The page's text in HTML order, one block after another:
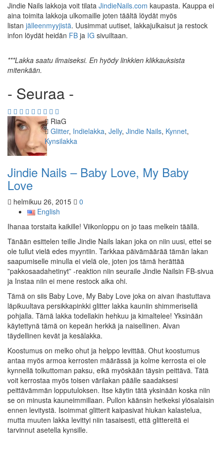
Jindie Nails lakkoja voit tilata JindieNails.com kaupasta. Kauppa ei
aina toimita lakkoja ulkomaille joten täältä löydät myös
listan jälleenmyyjistä. Uusimmat uutiset, lakkajulkaisut ja restock
infon löydät heidän FB ja IG sivuiltaan.
***Lakka saatu ilmaiseksi. En hyödy linkkien klikkauksista
mitenkään.
- Seuraa -
Kirjoittaja
RiaG
Kategoriat
Glitter, Indielakka, Jelly, Jindie Nails, Kynnet,
Kynsilakka
Jindie Nails – Baby Love, My Baby
Love
helmikuu 26, 2015
0
English
Ihanaa torstaita kaikille! Viikonloppu on jo taas melkein täällä.
Tänään esittelen teille Jindie Nails lakan joka on niin uusi, ettei se
ole tullut vielä edes myyntiin. Tarkkaa päivämäärää tämän lakan
saapumiselle minulla ei vielä ole, joten jos tämä herättää
”pakkosaadahetinyt” -reaktion niin seuraile Jindie Nailsin FB-sivua
ja Instaa niin ei mene restock aika ohi.
Tämä on siis Baby Love, My Baby Love joka on aivan ihastuttava
läpikuultava persikkapinkki glitter lakka kauniin shimmerisellä
pohjalla. Tämä lakka todellakin hehkuu ja kimaltelee! Yksinään
käytettynä tämä on kepeän herkkä ja naisellinen. Aivan
täydellinen kevät ja kesälakka.
Koostumus on melko ohut ja helppo levittää. Ohut koostumus
antaa myös armoa kerrosten määrässä ja kolme kerrosta ei ole
kynnellä tolkuttoman paksu, eikä myöskään täysin peittävä. Tätä
voit kerrostaa myös toisen värilakan päälle saadaksesi
peittävämmän lopputuloksen. Itse käytin tätä yksinään koska niin
se on minusta kauneimmillaan. Pullon käänsin hetkeksi ylösalaisin
ennen levitystä. Isoimmat glitterit kaipasivat hiukan kalastelua,
mutta muuten lakka levittyi niin tasaisesti, että glittereitä ei
tarvinnut asetella kynsille.